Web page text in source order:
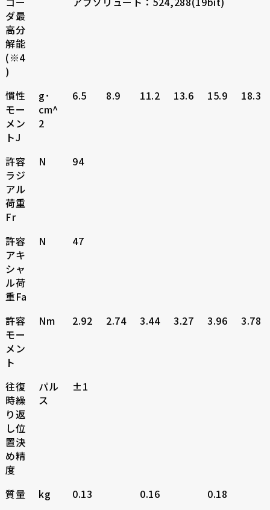
ダ最
高分
解能
(※4
)
慣性
モー
メン
トJ
g･
cm^
2
6.5 8.9 11.2 13.6 15.9 18.3
許容
ラジ
アル
荷重
Fr
N 94
許容
アキ
シャ
ル荷
重Fa
N 47
許容
モー
メン
ト
Nm 2.92 2.74 3.44 3.27 3.96 3.78
往復
時繰
り返
し位
置決
め精
度
パル
ス
±1
質量 kg 0.13 0.16
0.18